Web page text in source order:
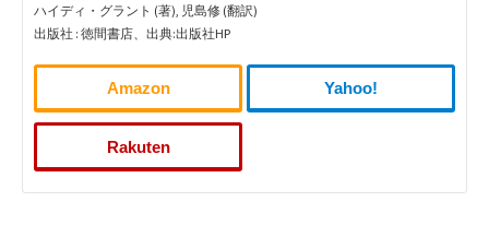
ハイディ・グラント (著), 児島修 (翻訳)
出版社 : 徳間書店、出典:出版社HP
Amazon Yahoo!
Rakuten